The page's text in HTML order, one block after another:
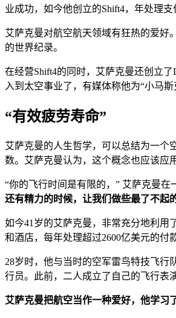
业成功，如今他创立的Shift4，年处理支
艾萨克曼对航空航天领域有狂热的爱好
的世界纪录。
在经营Shift4的同时，艾萨克曼还创立
入到太空事业了，有媒体称他为“小马斯
“有效疲劳寿命”
艾萨克曼的人生哲学，可以总结为一个
数。艾萨克曼认为，这个概念也应该应
“你的飞行时间是有限的，” 艾萨克曼在
还有精力的时候，让我们做些最了不起
如今41岁的艾萨克曼，非常充分地利用
和酒店，每年处理超过2600亿美元的付
28岁时，他与当时的空军雷鸟特技飞行
行员。此前，二人成立了自己的飞行表
艾萨克曼把航空当作一种爱好，他学习